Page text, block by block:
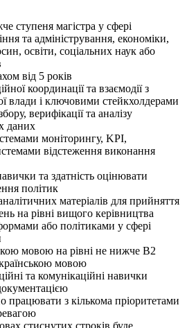
ступеня магістра у сфері
та адміністрування, економіки,
освіти, соціальних наук або
від 5 років
координації та взаємодії з
влади і ключовими стейкхолдерами
верифікації та аналізу
даних
моніторингу, KPI,
відстеження виконання
та здатність оцінювати
політик
матеріалів для прийняття
на рівні вищого керівництва
або політиками у сфері
мовою на рівні не нижче В2
мовою
та комунікаційні навички
працювати з кількома пріоритетами